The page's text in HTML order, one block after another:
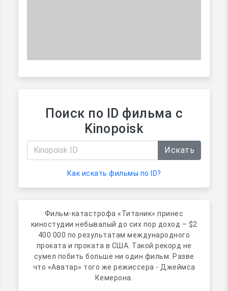
Поиск по ID фильма с
Kinopoisk
Искать
Как искать фильмы по ID?
Фильм-катастрофа «Титаник» принес
киностудии небывалый до сих пор доход – $2
400 000 по результатам международного
проката и проката в США. Такой рекорд не
сумел побить больше ни один фильм. Разве
что «Аватар» того же режиссера - Джеймса
Кемерона.